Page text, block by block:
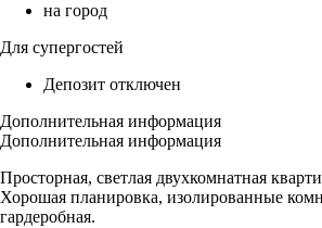
на город
Для супергостей
Депозит отключен
Дополнительная информация
Дополнительная информация
Просторная, светлая двухкомнатная
Хорошая планировка, изолированные
гардеробная.